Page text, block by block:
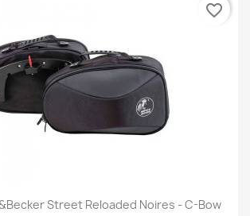
Street Reloaded Noires - C-Bow
favorite_border